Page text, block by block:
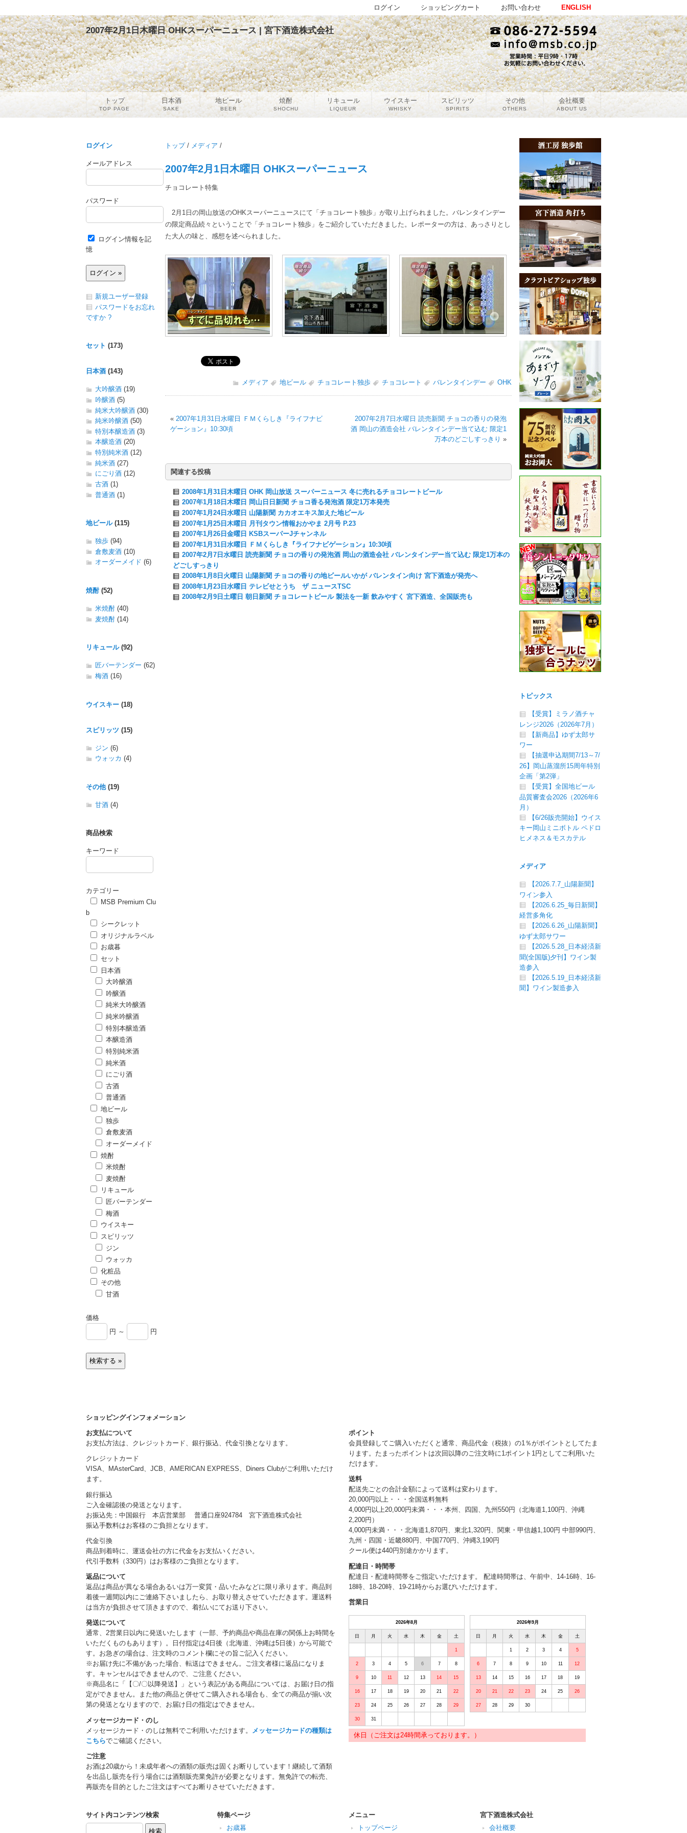
2007年2月1日木曜日 OHKスーパーニュース | 宮下酒造株式会社
トップ/ メディア /
2007年2月1日木曜日 OHKスーパーニュース
チョコレート特集
2月1日の岡山放送のOHKスーパーニュースにて「チョコレート独歩」が取り上げられました。バレンタインデー
の限定商品続々ということで「チョコレート独歩」をご紹介していただきました。レポーターの方は、あっさりとし
た大人の味と、感想を述べられました。
メディア 地ビール チョコレート独歩 チョコレート バレンタインデー OHK
« 2007年1月31日水曜日 ＦＭくらしき『ライフナビ
ゲーション』10:30頃
2007年2月7日水曜日 読売新聞 チョコの香りの発泡
酒 岡山の酒造会社 バレンタインデー当て込む 限定1
万本のどごしすっきり »
関連する投稿
2008年1月31日木曜日 OHK 岡山放送 スーパーニュース 冬に売れるチョコレートビール
2007年1月18日木曜日 岡山日日新聞 チョコ香る発泡酒 限定1万本発売
2007年1月24日水曜日 山陽新聞 カカオエキス加えた地ビール
2007年1月25日木曜日 月刊タウン情報おかやま 2月号 P.23
2007年1月26日金曜日 KSBスーパーJチャンネル
2007年1月31日水曜日 ＦＭくらしき『ライフナビゲーション』10:30頃
2007年2月7日水曜日 読売新聞 チョコの香りの発泡酒 岡山の酒造会社 バレンタインデー当て込む 限定1万本の
どごしすっきり
2008年1月8日火曜日 山陽新聞 チョコの香りの地ビールいかが バレンタイン向け 宮下酒造が発売へ
2008年1月23日水曜日 テレビせとうち ザ ニュースTSC
2008年2月9日土曜日 朝日新聞 チョコレートビール 製法を一新 飲みやすく 宮下酒造、全国販売も
ログイン
メールアドレス
パスワード
ログイン情報を記
憶
新規ユーザー登録
パスワードをお忘れ
ですか ?
セット (173)
日本酒 (143)
大吟醸酒 (19)
吟醸酒 (5)
純米大吟醸酒 (30)
純米吟醸酒 (50)
特別本醸造酒 (3)
本醸造酒 (20)
特別純米酒 (12)
純米酒 (27)
にごり酒 (12)
古酒 (1)
普通酒 (1)
地ビール(115)
独歩 (94)
倉敷麦酒 (10)
オーダーメイド (6)
焼酎(52)
米焼酎 (40)
麦焼酎 (14)
リキュール(92)
匠バーテンダー (62)
梅酒 (16)
ウイスキー (18)
スピリッツ (15)
ジン (6)
ウォッカ (4)
その他(19)
甘酒 (4)
商品検索
キーワード
カテゴリー
MSB Premium Clu
b
シークレット
オリジナルラベル
お歳暮
セット
日本酒
大吟醸酒
吟醸酒
純米大吟醸酒
純米吟醸酒
特別本醸造酒
本醸造酒
特別純米酒
純米酒
にごり酒
古酒
普通酒
地ビール
独歩
倉敷麦酒
オーダーメイド
焼酎
米焼酎
麦焼酎
リキュール
匠バーテンダー
梅酒
ウイスキー
スピリッツ
ジン
ウォッカ
化粧品
その他
甘酒
価格
円 ～
円
トピックス
【受賞】ミラノ酒チャ
レンジ2026（2026年7月）
【新商品】ゆず太郎サ
ワー
【抽選申込期間7/13～7/
26】岡山蒸溜所15周年特別
企画「第2弾」
【受賞】全国地ビール
品質審査会2026（2026年6
月）
【6/26販売開始】ウイス
キー岡山ミニボトル ペドロ
ヒメネス＆モスカテル
メディア
【2026.7.7_山陽新聞】
ワイン参入
【2026.6.25_毎日新聞】
経営多角化
【2026.6.26_山陽新聞】
ゆず太郎サワー
【2026.5.28_日本経済新
聞(全国版)夕刊】ワイン製
造参入
【2026.5.19_日本経済新
聞】ワイン製造参入
ショッピングインフォメーション
お支払について
お支払方法は、クレジットカード、銀行振込、代金引換となります。
クレジットカード
VISA、MAsterCard、JCB、AMERICAN EXPRESS、Diners Clubがご利用いただけ
ます。
銀行振込
ご入金確認後の発送となります。
お振込先：中国銀行 本店営業部 普通口座924784 宮下酒造株式会社
振込手数料はお客様のご負担となります。
代金引換
商品到着時に、運送会社の方に代金をお支払いください。
代引手数料（330円）はお客様のご負担となります。
返品について
返品は商品が異なる場合あるいは万一変質・品いたみなどに限り承ります。商品到
着後一週間以内にご連絡下さいましたら、お取り替えさせていただきます。運送料
は当方が負担させて頂きますので、着払いにてお送り下さい。
発送について
通常、2営業日以内に発送いたします（一部、予約商品や商品在庫の関係上お時間を
いただくものもあります）。日付指定は4日後（北海道、沖縄は5日後）から可能で
す。お急ぎの場合は、注文時のコメント欄にその旨ご記入ください。
※お届け先に不備があった場合、転送はできません。ご注文者様に返品になりま
す。キャンセルはできませんので、ご注意ください。
※商品名に「【〇/〇以降発送】」という表記がある商品については、お届け日の指
定ができません。また他の商品と併せてご購入される場合も、全ての商品が揃い次
第の発送となりますので、お届け日の指定はできません。
メッセージカード・のし
メッセージカード・のしは無料でご利用いただけます。
メッセージカードの種類は
こちらでご確認ください。
ご注意
お酒は20歳から！未成年者への酒類の販売は固くお断りしています！継続して酒類
を出品し販売を行う場合には酒類販売業免許が必要となります。無免許での転売、
再販売を目的としたご注文はすべてお断りさせていただきます。
ポイント
会員登録してご購入いただくと通常、商品代金（税抜）の1％がポイントとしてたま
ります。たまったポイントは次回以降のご注文時に1ポイント1円としてご利用いた
だけます。
送料
配送先ごとの合計金額によって送料は変わります。
20,000円以上・・・全国送料無料
4,000円以上20,000円未満・・・本州、四国、九州550円（北海道1,100円、沖縄
2,200円）
4,000円未満・・・北海道1,870円、東北1,320円、関東・甲信越1,100円 中部990円、
九州・四国・近畿880円、中国770円、沖縄3,190円
クール便は440円別途かかります。
配達日・時間帯
配達日・配達時間帯をご指定いただけます。 配達時間帯は、午前中、14-16時、16-
18時、18-20時、19-21時からお選びいただけます。
営業日
2026年8月
日 月 火 水 木 金 土
1
2 3 4 5 6 7 8
9 10 11 12 13 14 15
16 17 18 19 20 21 22
23 24 25 26 27 28 29
30 31
2026年9月
日 月 火 水 木 金 土
1 2 3 4 5
6 7 8 9 10 11 12
13 14 15 16 17 18 19
20 21 22 23 24 25 26
27 28 29 30
休日（ご注文は24時間承っております。）
サイト内コンテンツ検索
特集ページ
お歳暮
メニュー
トップページ
宮下酒造株式会社
会社概要
トップ
TOP PAGE
日本酒
SAKE
地ビール
BEER
焼酎
SHOCHU
リキュール
LIQUEUR
ウイスキー
WHISKY
スピリッツ
SPIRITS
その他
OTHERS
会社概要
ABOUT US
ENGLISH
お問い合わせ
ショッピングカート
ログイン